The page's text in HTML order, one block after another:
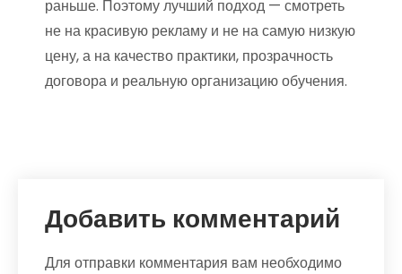
раньше. Поэтому лучший подход — смотреть
не на красивую рекламу и не на самую низкую
цену, а на качество практики, прозрачность
договора и реальную организацию обучения.
Добавить комментарий
Для отправки комментария вам необходимо